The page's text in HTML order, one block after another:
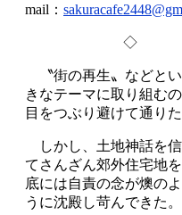
mail：
◇
〝街の再生〟などと
きなテーマに取り組む
目をつぶり避けて通りた
しかし、土地神話を
てさんざん郊外住宅地
底には自責の念が燠の
うに沈殿し苛んできた。